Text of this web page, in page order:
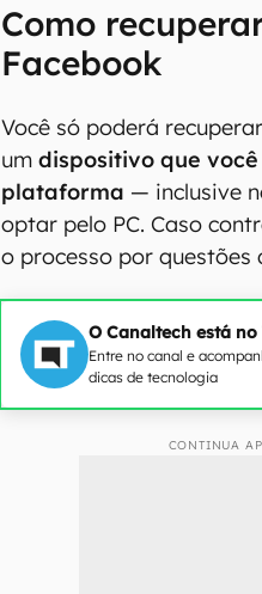
Como
Facebook
Você só poderá
umdispositivo que
plataforma — inclusive
optar pelo PC. Caso
o processo por questões
O Canaltech está
Entre no canal e
dicas de tecnologia
CONTINUA